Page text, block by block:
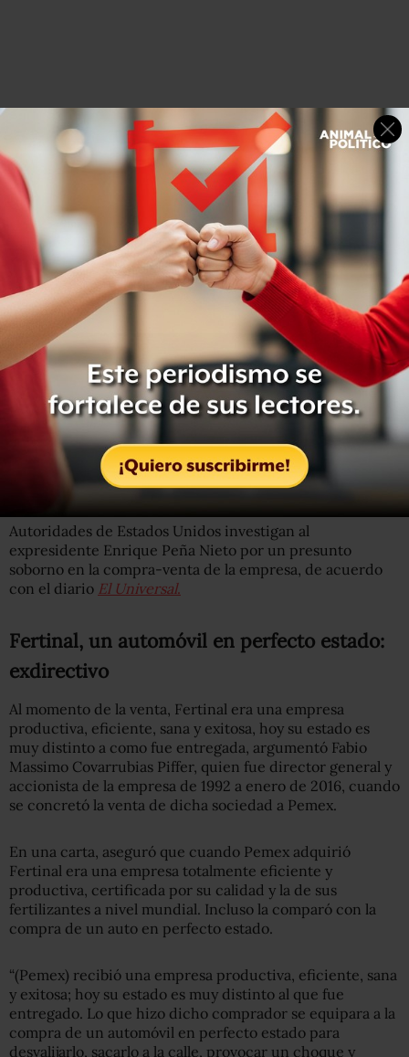
EU investiga a Peña por presunto soborno en Pemex;
“será tratado igual que otros inculpados”, dice AMLO
Elizondo también rechazó haber recibido presión para
votar a favor de la compra de Fertinal, y descartó que se
haya realizado la transacción “sabiendo que valía menos
de lo que se compró”.
Durante la dirección de Emilio Lozoya Austin, Pemex
concretó la compra de Fertinal con el argumento de
sumar a su capacidad productiva cerca de 1.2 millones de
toneladas de fertilizantes sólidos.
Autoridades de Estados Unidos investigan al
expresidente Enrique Peña Nieto por un presunto
soborno en la compra-venta de la empresa, de acuerdo
con el diario El Universal.
Fertinal, un automóvil en perfecto estado:
exdirectivo
Al momento de la venta, Fertinal era una empresa
productiva, eficiente, sana y exitosa, hoy su estado es
muy distinto a como fue entregada, argumentó Fabio
Massimo Covarrubias Piffer, quien fue director general y
accionista de la empresa de 1992 a enero de 2016, cuando
se concretó la venta de dicha sociedad a Pemex.
En una carta, aseguró que cuando Pemex adquirió
Fertinal era una empresa totalmente eficiente y
productiva, certificada por su calidad y la de sus
fertilizantes a nivel mundial. Incluso la comparó con la
compra de un auto en perfecto estado.
“(Pemex) recibió una empresa productiva, eficiente, sana
y exitosa; hoy su estado es muy distinto al que fue
entregado. Lo que hizo dicho comprador se equipara a la
compra de un automóvil en perfecto estado para
desvalijarlo, sacarlo a la calle, provocar un choque y